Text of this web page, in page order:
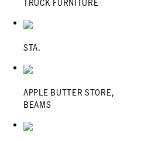
TRUCK FURNITURE
STA.
APPLE BUTTER STORE,
BEAMS